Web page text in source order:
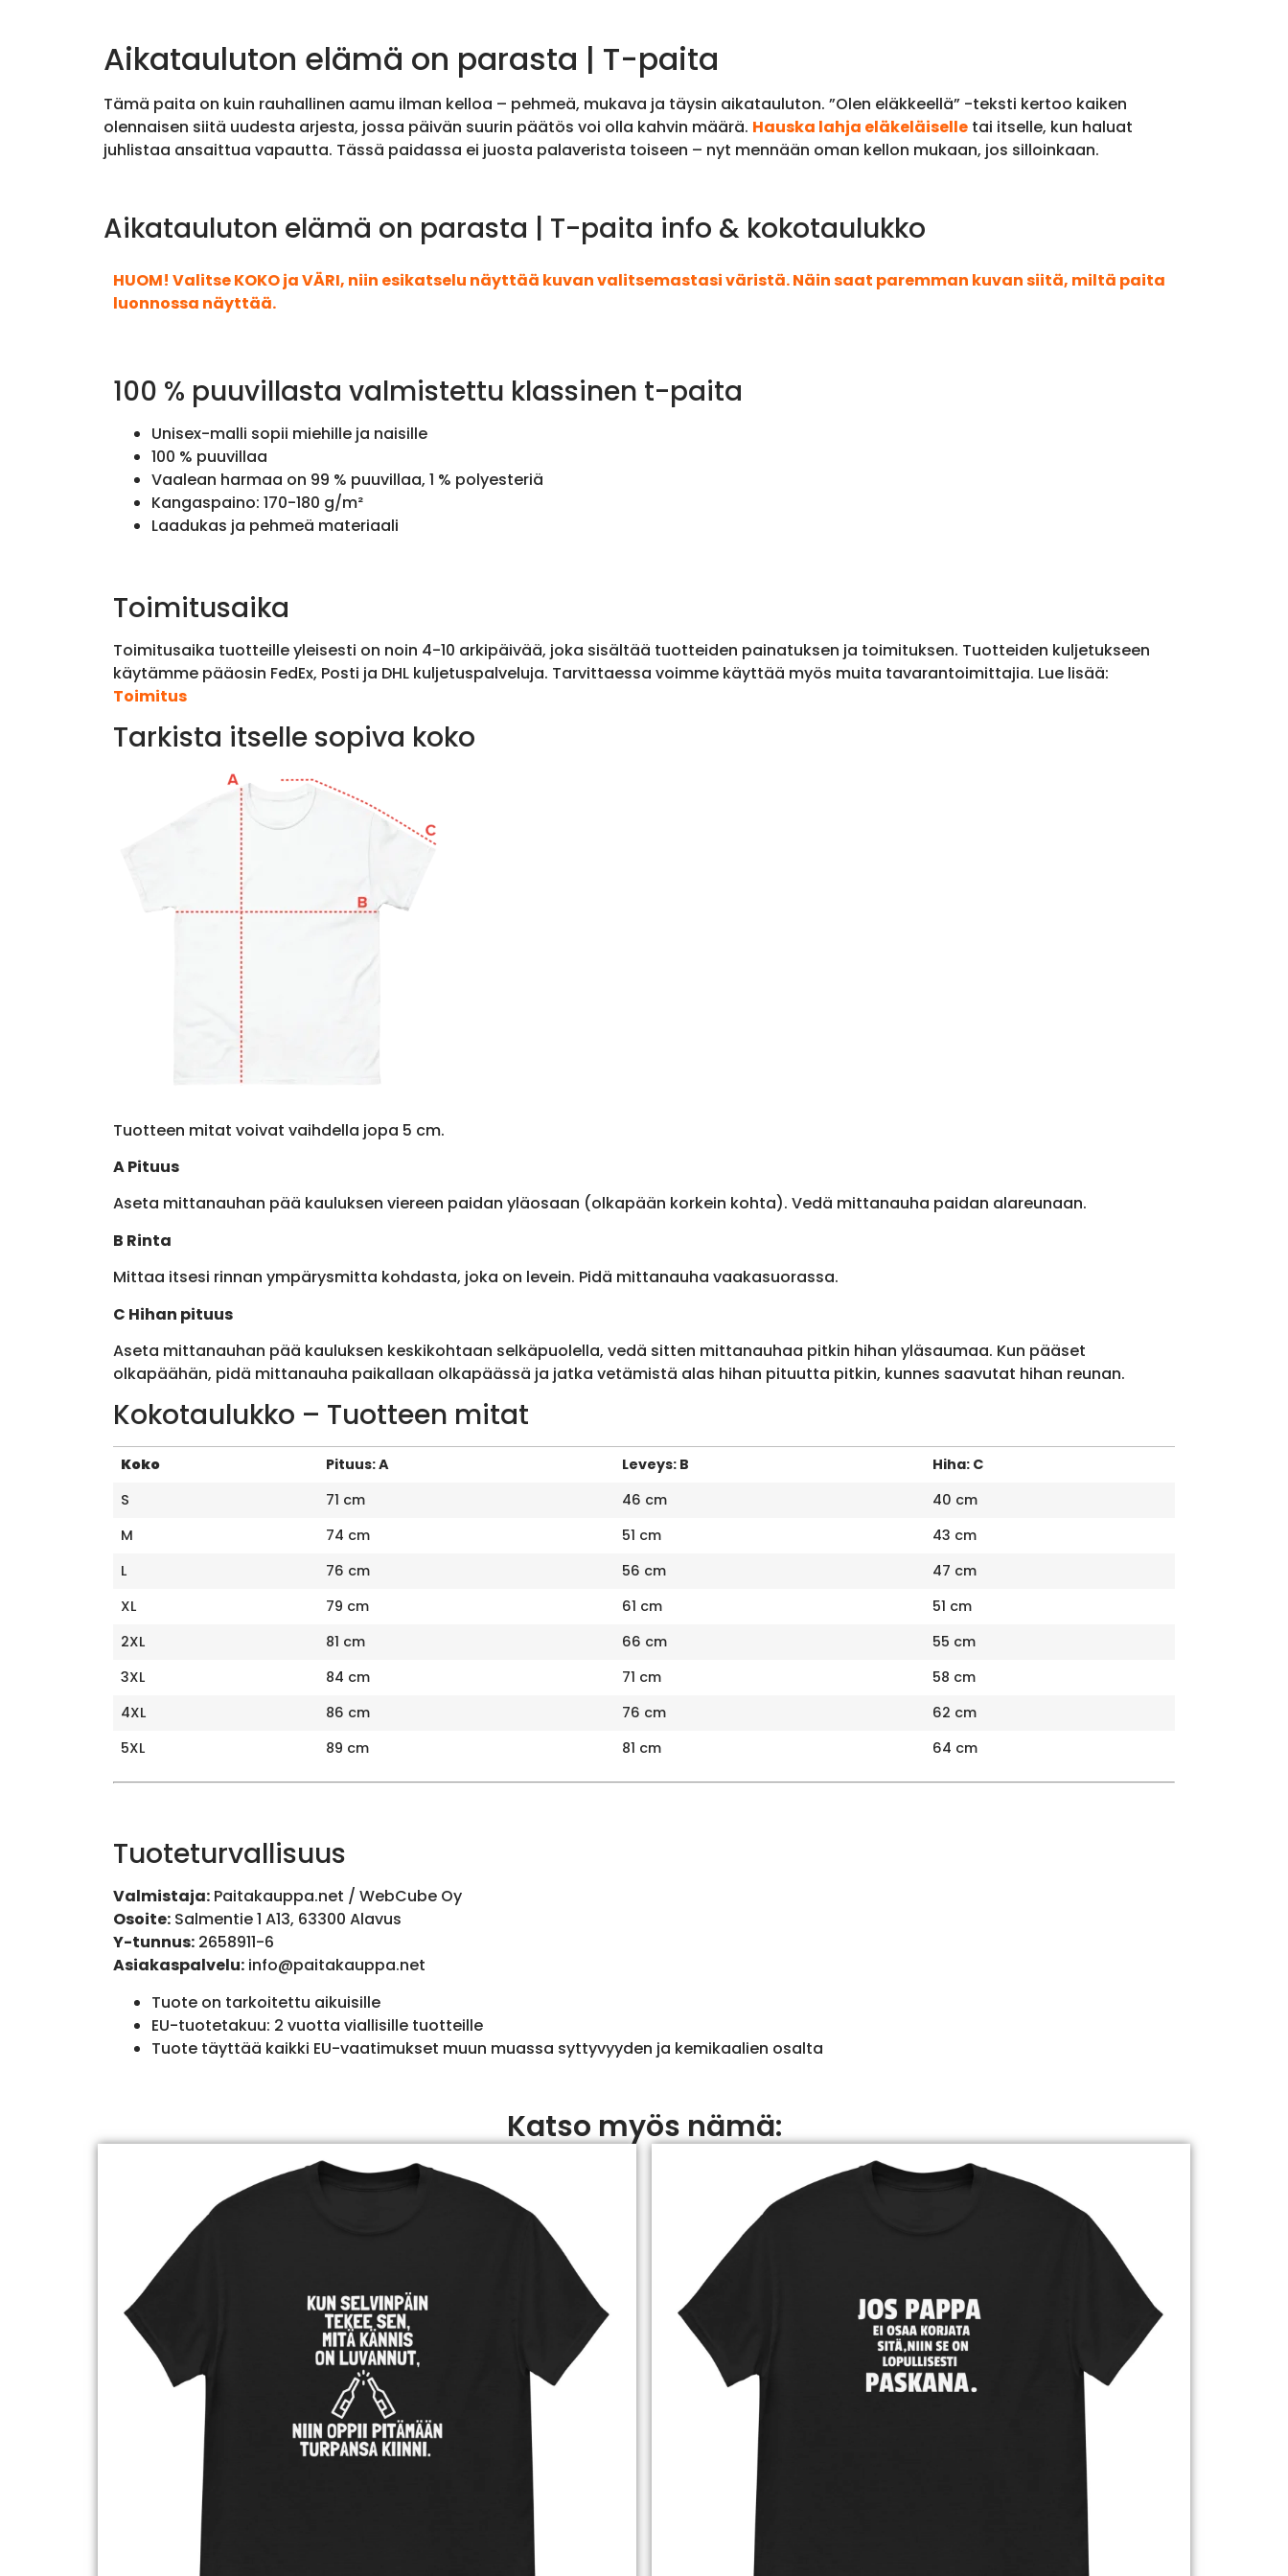
Aikatauluton elämä on parasta | T-paita
Tämä paita on kuin rauhallinen aamu ilman kelloa – pehmeä, mukava ja täysin aikatauluton. ”Olen eläkkeellä” -teksti kertoo kaiken
olennaisen siitä uudesta arjesta, jossa päivän suurin päätös voi olla kahvin määrä. Hauska lahja eläkeläiselletai itselle, kun haluat
juhlistaa ansaittua vapautta. Tässä paidassa ei juosta palaverista toiseen – nyt mennään oman kellon mukaan, jos silloinkaan.
Aikatauluton elämä on parasta | T-paita info & kokotaulukko
HUOM! Valitse KOKO ja VÄRI, niin esikatselu näyttää kuvan valitsemastasi väristä. Näin saat paremman kuvan siitä, miltä paita
luonnossa näyttää.
100 % puuvillasta valmistettu klassinen t-paita
Unisex-malli sopii miehille ja naisille
100 % puuvillaa
Vaalean harmaa on 99 % puuvillaa, 1 % polyesteriä
Kangaspaino: 170-180 g/m²
Laadukas ja pehmeä materiaali
Toimitusaika
Toimitusaika tuotteille yleisesti on noin 4-10 arkipäivää, joka sisältää tuotteiden painatuksen ja toimituksen. Tuotteiden kuljetukseen
käytämme pääosin FedEx, Posti ja DHL kuljetuspalveluja. Tarvittaessa voimme käyttää myös muita tavarantoimittajia. Lue lisää:
Toimitus
Tarkista itselle sopiva koko
Tuotteen mitat voivat vaihdella jopa 5 cm.
A Pituus
Aseta mittanauhan pää kauluksen viereen paidan yläosaan (olkapään korkein kohta). Vedä mittanauha paidan alareunaan.
B Rinta
Mittaa itsesi rinnan ympärysmitta kohdasta, joka on levein. Pidä mittanauha vaakasuorassa.
C Hihan pituus
Aseta mittanauhan pää kauluksen keskikohtaan selkäpuolella, vedä sitten mittanauhaa pitkin hihan yläsaumaa. Kun pääset
olkapäähän, pidä mittanauha paikallaan olkapäässä ja jatka vetämistä alas hihan pituutta pitkin, kunnes saavutat hihan reunan.
Kokotaulukko – Tuotteen mitat
Koko Pituus: A Leveys: B
Hiha: C
S
71 cm 46 cm
40 cm
M
74 cm 51 cm
43 cm
L
76 cm 56 cm
47 cm
XL
79 cm 61 cm
51 cm
2XL
81 cm 66 cm
55 cm
3XL
84 cm 71 cm
58 cm
4XL
86 cm 76 cm
62 cm
5XL
89 cm 81 cm 64 cm
Tuoteturvallisuus
Valmistaja:Paitakauppa.net / WebCube Oy
Osoite:Salmentie 1 A13, 63300 Alavus
Y-tunnus:2658911-6
Asiakaspalvelu: info@paitakauppa.net
Tuote on tarkoitettu aikuisille
EU-tuotetakuu: 2 vuotta viallisille tuotteille
Tuote täyttää kaikki EU-vaatimukset muun muassa syttyvyyden ja kemikaalien osalta
Katso myös nämä: